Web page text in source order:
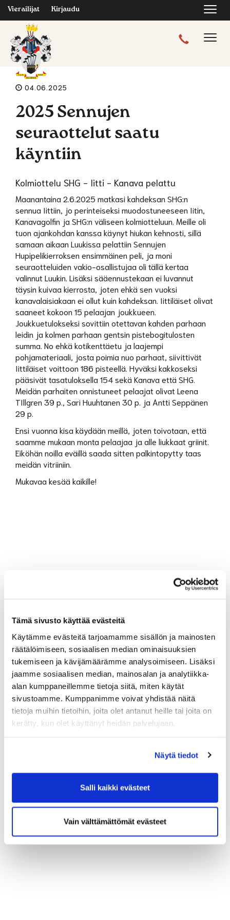
Tämä sivusto käyttää evästeitä
Käytämme evästeitä tarjoamamme sisällön ja mainosten
räätälöimiseen, sosiaalisen median ominaisuuksien
tukemiseen ja kävijämäärämme analysoimiseen. Lisäksi
jaamme sosiaalisen median, mainosalan ja analytiikka-
alan kumppaneillemme tietoja siitä, miten käytät
sivustoamme. Kumppanimme voivat yhdistää näitä
tietoja muihin tietoihin, joita olet antanut heille tai joita on
kerätty, kun olet käyttänyt heidän palvelujaan.
Näytä tiedot
Salli kaikki evästeet
Vain välttämättömät evästeet
Vierailijat Kirjaudu
04.06.2025
2025 Sennujen
seuraottelut saatu
käyntiin
Kolmiottelu SHG - Iitti - Kanava pelattu
Maanantaina 2.6.2025 matkasi kahdeksan SHG:n
sennua Iittiin, jo perinteiseksi muodostuneeseen Iitin,
Kanavagolfin ja SHG:n väliseen kolmiotteluun. Meille oli
tuon ajankohdan kanssa käynyt hiukan kehnosti, sillä
samaan aikaan Luukissa pelattiin Sennujen
Hupipelikierroksen ensimmäinen peli, ja moni
seuraotteluiden vakio-osallistujaa oli tällä kertaa
valinnut Luukin. Lisäksi sääennustekaan ei luvannut
täysin kuivaa kierrosta, joten ehkä sen vuoksi
kanavalaisiakaan ei ollut kuin kahdeksan. Iittiläiset olivat
saaneet kokoon 15 pelaajan joukkueen.
Joukkuetulokseksi sovittiin otettavan kahden parhaan
leidin ja kolmen parhaan gentsin pistebogitulosten
summa. No ehkä kotikenttäetu ja laajempi
pohjamateriaali, josta poimia nuo parhaat, siivittivät
Iittiläiset voittoon 186 pisteellä. Hyväksi kakkoseksi
pääsivät tasatuloksella 154 sekä Kanava että SHG.
Meidän parhaiten onnistuneet pelaajat olivat Leena
TIllgren 39 p., Sari Huuhtanen 30 p. ja Antti Seppänen
29 p.
Ensi vuonna kisa käydään meillä, joten toivotaan, että
saamme mukaan monta pelaajaa ja alle liukkaat griinit.
Eiköhän noilla eväillä saada sitten palkintopytty taas
meidän vitriiniin.
Mukavaa kesää kaikille!